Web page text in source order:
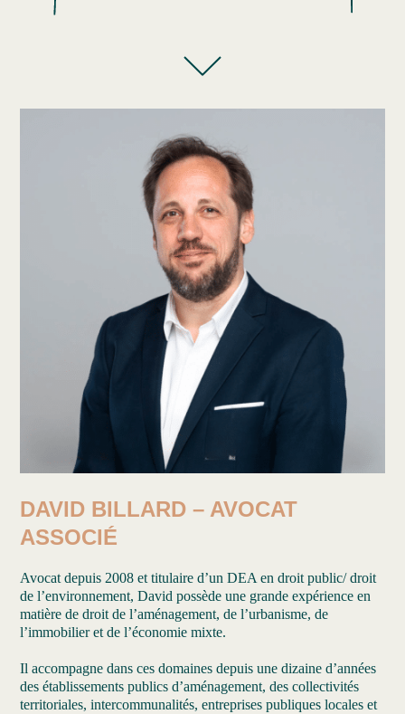
DAVID BILLARD – AVOCAT
ASSOCIÉ
Avocat depuis 2008 et titulaire d’un DEA en droit public/ droit
de l’environnement, David possède une grande expérience en
matière de droit de l’aménagement, de l’urbanisme, de
l’immobilier et de l’économie mixte.
Il accompagne dans ces domaines depuis une dizaine d’années
des établissements publics d’aménagement, des collectivités
territoriales, intercommunalités, entreprises publiques locales et